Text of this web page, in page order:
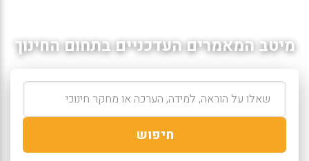
מיטב המאמרים העדכניים בתחום החינוך
חיפוש